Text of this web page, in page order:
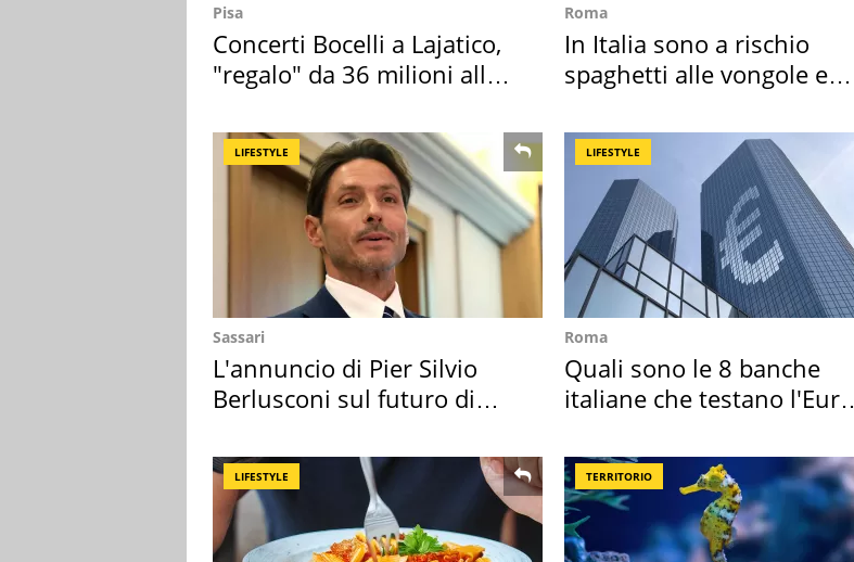
Pisa
Concerti Bocelli a Lajatico,
"regalo" da 36 milioni alla
Roma
In Italia sono a rischio
spaghetti alle vongole e
LIFESTYLE
Sassari
L'annuncio di Pier Silvio
Berlusconi sul futuro di
LIFESTYLE
Roma
Quali sono le 8 banche
italiane che testano l'Euro
LIFESTYLE TERRITORIO